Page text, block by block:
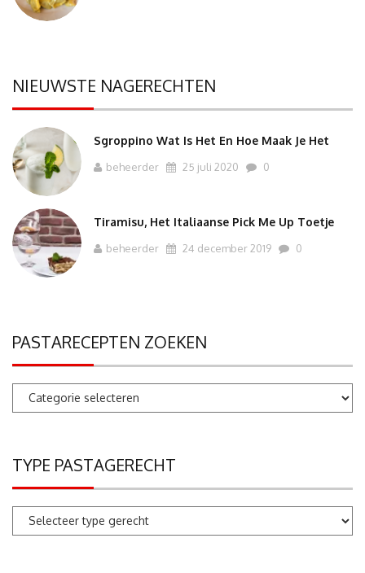
NIEUWSTE NAGERECHTEN
Sgroppino Wat Is Het En Hoe Maak Je Het
beheerder 25 juli 2020 0
Tiramisu, Het Italiaanse Pick Me Up Toetje
beheerder 24 december 2019 0
PASTARECEPTEN ZOEKEN
Pastarecepten
zoeken
TYPE PASTAGERECHT